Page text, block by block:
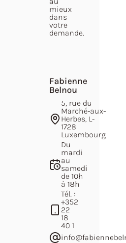
mieux
dans
votre
demande.
Fabienne
Belnou
5, rue du
Marché-aux-
Herbes, L-
1728
Luxembourg
Du
mardi
au
samedi
de 10h
à 18h
Tél. :
+352
22
18
40 1